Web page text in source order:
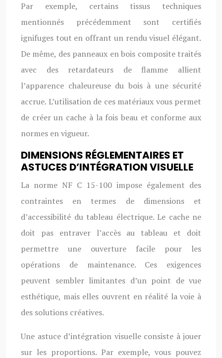
Par exemple, certains tissus techniques
mentionnés précédemment sont certifiés
ignifuges tout en offrant un rendu visuel élégant.
De même, des panneaux en bois composite traités
avec des retardateurs de flamme allient
l’apparence chaleureuse du bois à une sécurité
accrue. L’utilisation de ces matériaux vous permet
de créer un cache à la fois beau et conforme aux
normes en vigueur.
DIMENSIONS RÉGLEMENTAIRES ET
ASTUCES D’INTÉGRATION VISUELLE
La norme NF C 15-100 impose également des
contraintes en termes de dimensions et
d’accessibilité du tableau électrique. Le cache ne
doit pas entraver l’accès au tableau et doit
permettre une ouverture facile pour les
opérations de maintenance. Ces exigences
peuvent sembler limitantes d’un point de vue
esthétique, mais elles ouvrent en réalité la voie à
des solutions créatives.
Une astuce d’intégration visuelle consiste à jouer
sur les proportions. Par exemple, vous pouvez